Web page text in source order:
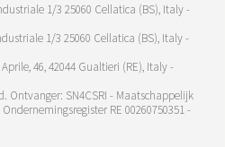
1/3 25060 Cellatica (BS), Italy -
1/3 25060 Cellatica (BS), Italy -
Aprile, 46, 42044 Gualtieri (RE), Italy -
Ontvanger: SN4CSRI - Maatschappelijk
RE 00260750351 -